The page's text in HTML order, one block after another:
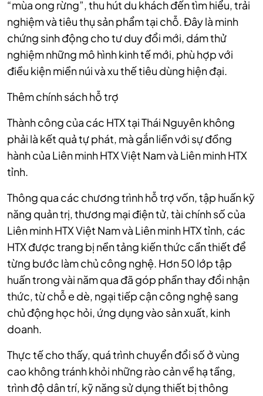
“mùa ong rừng”, thu hút du khách đến tìm hiểu, trải
nghiệm và tiêu thụ sản phẩm tại chỗ. Đây là minh
chứng sinh động cho tư duy đổi mới, dám thử
nghiệm những mô hình kinh tế mới, phù hợp với
điều kiện miền núi và xu thế tiêu dùng hiện đại.
Thêm chính sách hỗ trợ
Thành công của các HTX tại Thái Nguyên không
phải là kết quả tự phát, mà gắn liền với sự đồng
hành của Liên minh HTX Việt Nam và Liên minh HTX
tỉnh.
Thông qua các chương trình hỗ trợ vốn, tập huấn kỹ
năng quản trị, thương mại điện tử, tài chính số của
Liên minh HTX Việt Nam và Liên minh HTX tỉnh, các
HTX được trang bị nền tảng kiến thức cần thiết để
từng bước làm chủ công nghệ. Hơn 50 lớp tập
huấn trong vài năm qua đã góp phần thay đổi nhận
thức, từ chỗ e dè, ngại tiếp cận công nghệ sang
chủ động học hỏi, ứng dụng vào sản xuất, kinh
doanh.
Thực tế cho thấy, quá trình chuyển đổi số ở vùng
cao không tránh khỏi những rào cản về hạ tầng,
trình độ dân trí, kỹ năng sử dụng thiết bị thông